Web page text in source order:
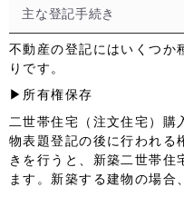
主な登記手続き
不動産の登記にはいくつか
りです。
▶所有権保存
二世帯住宅（注文住宅）購
物表題登記の後に行われる
きを行うと、新築二世帯住
ます。 新築する建物の場合